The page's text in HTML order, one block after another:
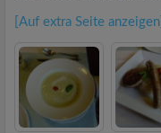
[Auf extra Seite anzeigen]